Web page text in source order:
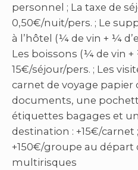
personnel ; La taxe de
0,50€/nuit/pers. ; Le
à l’hôtel (¼ de vin + ¼
Les boissons (¼ de vin +
15€/séjour/pers. ; Les
carnet de voyage
documents, une
étiquettes bagages et
destination : +15€/carnet
+150€/groupe au départ
multirisques